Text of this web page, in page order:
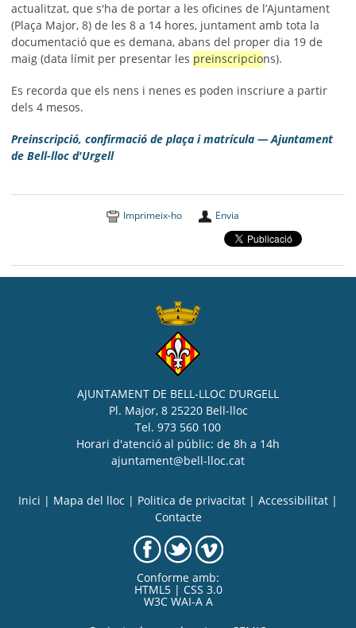
actualitzat, que s'ha de portar a les oficines de l’Ajuntament
(Plaça Major, 8) de les 8 a 14 hores, juntament amb tota la
documentació que es demana, abans del proper dia 19 de
maig (data límit per presentar les preinscripcions).
Es recorda que els nens i nenes es poden inscriure a partir
dels 4 mesos.
Preinscripció, confirmació de plaça i matrícula — Ajuntament
de Bell-lloc d'Urgell
Imprimeix-ho Envia
AJUNTAMENT DE BELL-LLOC D’URGELL
Pl. Major, 8 25220 Bell-lloc
Tel. 973 560 100
Horari d'atenció al públic: de 8h a 14h
ajuntament@bell-lloc.cat
Inici | Mapa del lloc | Politica de privacitat | Accessibilitat |
Contacte
Conforme amb:
HTML5 | CSS 3.0
W3C WAI-A A